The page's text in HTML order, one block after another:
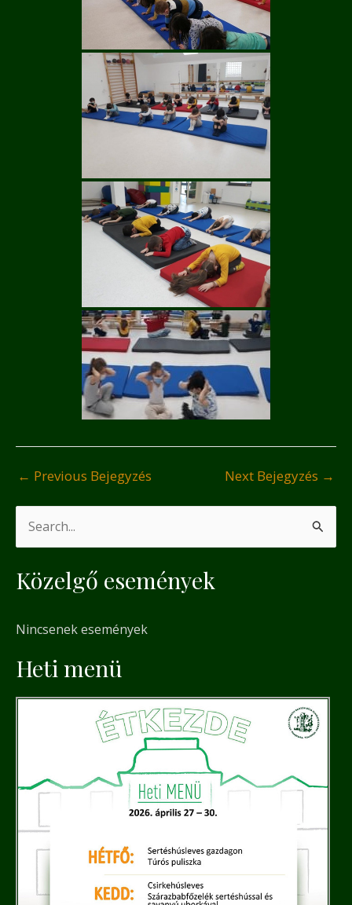
← Previous Bejegyzés Next Bejegyzés →
a
c
f
Közelgő események
Nincsenek események
Heti menü